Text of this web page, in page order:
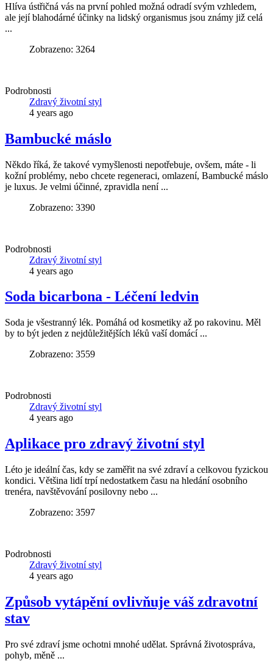
Hlíva ústřičná vás na první pohled možná odradí svým vzhledem,
ale její blahodárné účinky na lidský organismus jsou známy již celá
...
Zobrazeno: 3264
Podrobnosti
Zdravý životní styl
4 years ago
Bambucké máslo
Někdo říká, že takové vymyšlenosti nepotřebuje, ovšem, máte - li
kožní problémy, nebo chcete regeneraci, omlazení, Bambucké máslo
je luxus. Je velmi účinné, zpravidla není ...
Zobrazeno: 3390
Podrobnosti
Zdravý životní styl
4 years ago
Soda bicarbona - Léčení ledvin
Soda je všestranný lék. Pomáhá od kosmetiky až po rakovinu. Měl
by to být jeden z nejdůležitějších léků vaší domácí ...
Zobrazeno: 3559
Podrobnosti
Zdravý životní styl
4 years ago
Aplikace pro zdravý životní styl
Léto je ideální čas, kdy se zaměřit na své zdraví a celkovou fyzickou
kondici. Většina lidí trpí nedostatkem času na hledání osobního
trenéra, navštěvování posilovny nebo ...
Zobrazeno: 3597
Podrobnosti
Zdravý životní styl
4 years ago
Způsob vytápění ovlivňuje váš zdravotní
stav
Pro své zdraví jsme ochotni mnohé udělat. Správná životospráva,
pohyb, měně ...